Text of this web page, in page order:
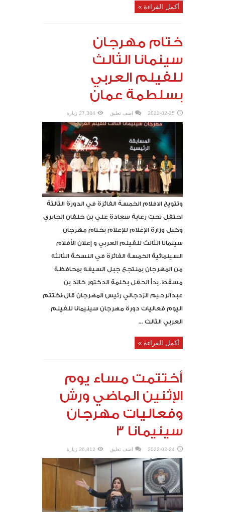
أكمل القراءة »
ختام مهرجان
سينمانا الثالث
للفيلم العربي
بسلطمة عمان
2022-02-25 اضف تعليق 27,384 زيارة
وتتويج الافلام الخمسة الفائزة في الدورة الثالثة
احتفل تحت رعاية سعادة علي بن خلفان الجابري
وكيل وزارة الإعلام للإعلام بختام مهرجان
سينمانا الثالث للفيلم العربي و إعلان الأفلام
السينمائية الخمسة الفائزة في النسخة الثالثه
من المهرجان بمنتجع جبل السيفه بمحافظة
مسقط. بدأ الحفل بكلمة الدكتور خالد بن
عبدالرحيم الزدجالي رئيس المهرجان قال:نختتم
اليوم فعاليات دورة مهرجان سينيمانا للفيلم
العربي الثالث ...
أكمل القراءة »
أختتمت مساء يوم
الإثنين الماضي ورش
وفعاليات مهرجان
سينيمانا 3
2022-02-24 اضف تعليق 26,812 زيارة